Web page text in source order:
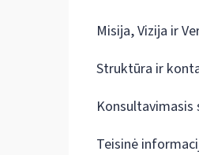
Misija, Vizija ir
Struktūra ir
Konsultavimasis
Teisinė